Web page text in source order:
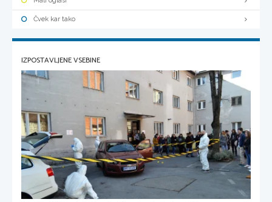
Čvek kar tako
IZPOSTAVLJENE VSEBINE